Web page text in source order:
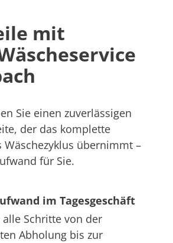
mit
Sie einen zuverlässigen
der das komplette
Wäschezyklus übernimmt –
für Sie.
im Tagesgeschäft
Schritte von der
Abholung bis zur